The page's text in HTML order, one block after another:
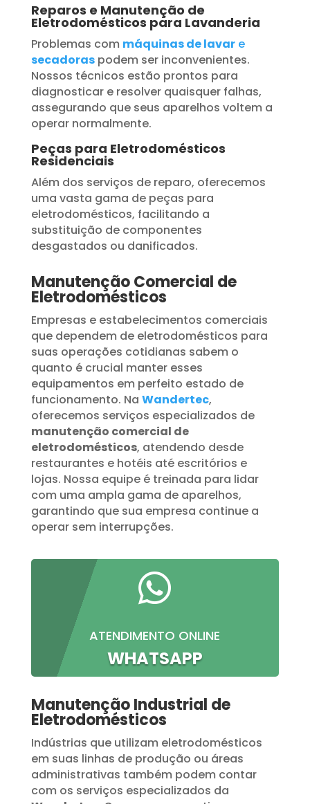
Reparos e Manutenção de
Eletrodomésticos para Lavanderia
Problemas com máquinas de lavare
secadoraspodem ser inconvenientes.
Nossos técnicos estão prontos para
diagnosticar e resolver quaisquer falhas,
assegurando que seus aparelhos voltem a
operar normalmente.
Peças para Eletrodomésticos
Residenciais
Além dos serviços de reparo, oferecemos
uma vasta gama de peças para
eletrodomésticos, facilitando a
substituição de componentes
desgastados ou danificados.
Manutenção Comercial de
Eletrodomésticos
Empresas e estabelecimentos comerciais
que dependem de eletrodomésticos para
suas operações cotidianas sabem o
quanto é crucial manter esses
equipamentos em perfeito estado de
funcionamento. Na Wandertec,
oferecemos serviços especializados de
manutenção comercial de
eletrodomésticos, atendendo desde
restaurantes e hotéis até escritórios e
lojas. Nossa equipe é treinada para lidar
com uma ampla gama de aparelhos,
garantindo que sua empresa continue a
operar sem interrupções.

ATENDIMENTO ONLINE
WHATSAPP
Manutenção Industrial de
Eletrodomésticos
Indústrias que utilizam eletrodomésticos
em suas linhas de produção ou áreas
administrativas também podem contar
com os serviços especializados da